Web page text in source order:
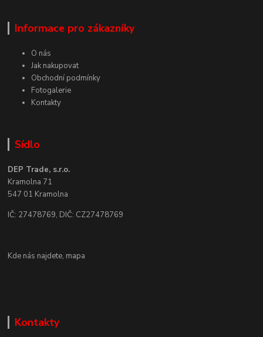
Informace pro zákazníky
O nás
Jak nakupovat
Obchodní podmínky
Fotogalerie
Kontakty
Sídlo
DEP Trade, s.r.o.
Kramolna 71
547 01 Kramolna
IČ: 27478769, DIČ: CZ27478769
Kde nás najdete, mapa
Kontakty